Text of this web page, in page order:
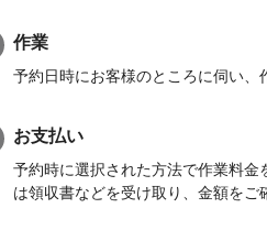
作業
予約日時にお客様のところに伺い、
お支払い
予約時に選択された方法で作業料
は領収書などを受け取り、金額をご